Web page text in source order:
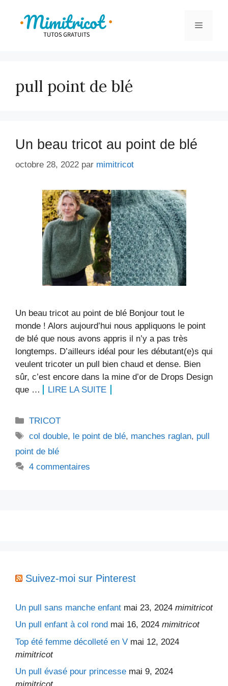
contenu
Menu
pull point de blé
Un beau tricot au point de blé
octobre 28, 2022 par mimitricot
Un beau tricot au point de blé Bonjour tout le
monde ! Alors aujourd’hui nous appliquons le point
de blé que nous avons appris il n’y a pas très
longtemps. D’ailleurs idéal pour les débutant(e)s qui
veulent tricoter un pull bien chaud et dense. Bien
sûr, c’est encore dans la mine d’or de Drops Design
que …
LIRE LA SUITE
Catégories
TRICOT
Étiquettes
col double, le point de blé, manches raglan, pull
point de blé
4 commentaires
Suivez-moi sur Pinterest
Un pull sans manche enfant mai 23, 2024 mimitricot
Un pull enfant à col rond mai 16, 2024 mimitricot
Top été femme décolleté en V mai 12, 2024
mimitricot
Un pull évasé pour princesse mai 9, 2024